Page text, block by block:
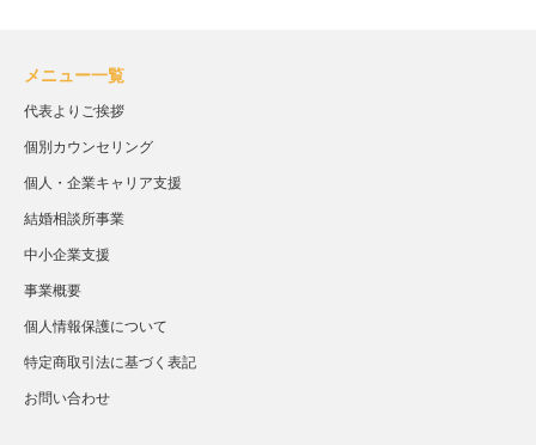
メニュー一覧
代表よりご挨拶
個別カウンセリング
個人・企業キャリア支援
結婚相談所事業
中小企業支援
事業概要
個人情報保護について
特定商取引法に基づく表記
お問い合わせ